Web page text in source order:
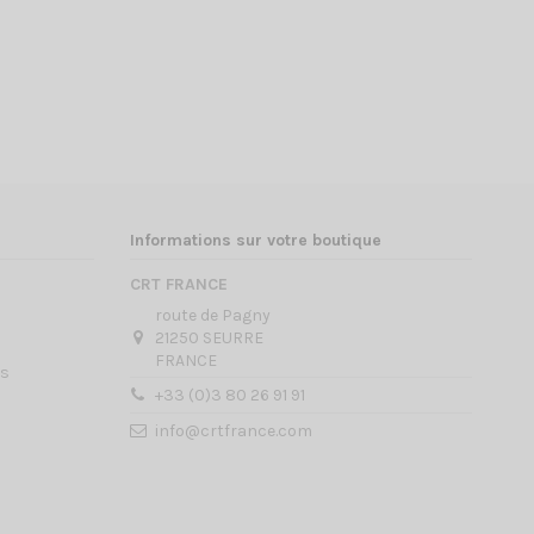
Informations sur votre boutique
CRT FRANCE
route de Pagny
21250 SEURRE
FRANCE
+33 (0)3 80 26 91 91
info@crtfrance.com